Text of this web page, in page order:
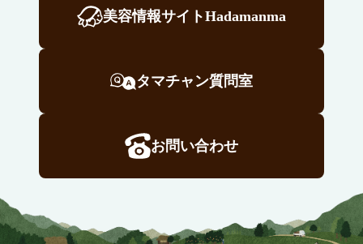
美容情報サイトHadamanma
タマチャン質問室
お問い合わせ